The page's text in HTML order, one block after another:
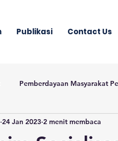
Publikasi Contact Us
Pemberdayaan Masyarakat
24 Jan 2023 2 menit membaca